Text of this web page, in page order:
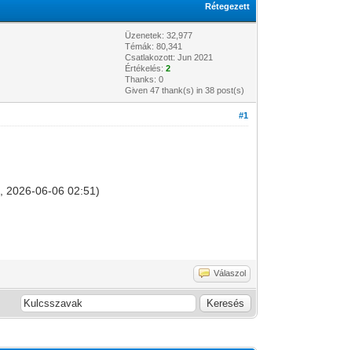
Rétegezett
Üzenetek: 32,977
Témák: 80,341
Csatlakozott: Jun 2021
Értékelés:2
Thanks: 0
Given 47 thank(s) in 38 post(s)
#1
2026-06-06 02:51)
Válaszol